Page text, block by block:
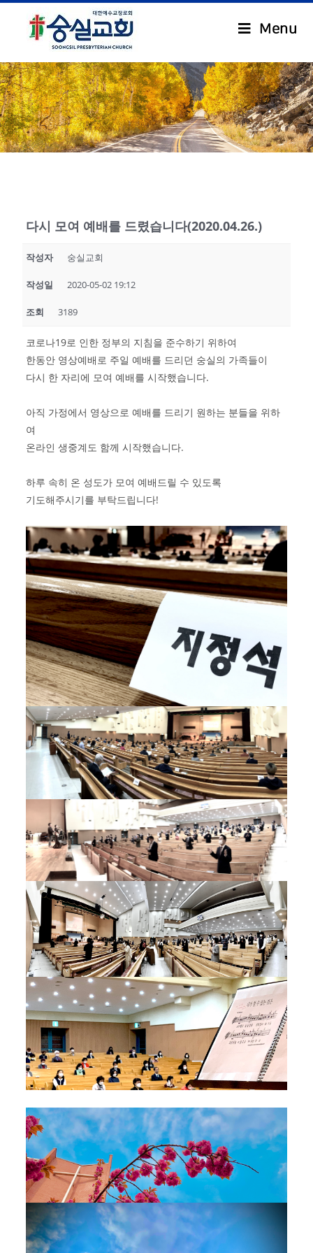
Menu
.
다시 모여 예배를 드렸습니다(2020.04.26.)
작성자 숭실교회
작성일 2020-05-02 19:12
조회 3189
코로나19로 인한 정부의 지침을 준수하기 위하여
한동안 영상예배로 주일 예배를 드리던 숭실의 가족들이
다시 한 자리에 모여 예배를 시작했습니다.
아직 가정에서 영상으로 예배를 드리기 원하는 분들을 위하
여
온라인 생중계도 함께 시작했습니다.
하루 속히 온 성도가 모여 예배드릴 수 있도록
기도해주시기를 부탁드립니다!